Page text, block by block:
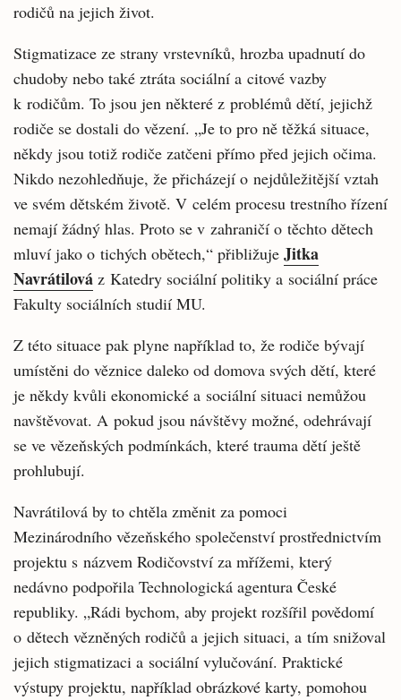
rodičů na jejich život.
Stigmatizace ze strany vrstevníků, hrozba upadnutí do
chudoby nebo také ztráta sociální a citové vazby
k rodičům. To jsou jen některé z problémů dětí, jejichž
rodiče se dostali do vězení. „Je to pro ně těžká situace,
někdy jsou totiž rodiče zatčeni přímo před jejich očima.
Nikdo nezohledňuje, že přicházejí o nejdůležitější vztah
ve svém dětském životě. V celém procesu trestního řízení
nemají žádný hlas. Proto se v zahraničí o těchto dětech
mluví jako o tichých obětech,“ přibližuje Jitka
Navrátilová z Katedry sociální politiky a sociální práce
Fakulty sociálních studií MU.
Z této situace pak plyne například to, že rodiče bývají
umístěni do věznice daleko od domova svých dětí, které
je někdy kvůli ekonomické a sociální situaci nemůžou
navštěvovat. A pokud jsou návštěvy možné, odehrávají
se ve vězeňských podmínkách, které trauma dětí ještě
prohlubují.
Navrátilová by to chtěla změnit za pomoci
Mezinárodního vězeňského společenství prostřednictvím
projektu s názvem Rodičovství za mřížemi, který
nedávno podpořila Technologická agentura České
republiky. „Rádi bychom, aby projekt rozšířil povědomí
o dětech vězněných rodičů a jejich situaci, a tím snižoval
jejich stigmatizaci a sociální vylučování. Praktické
výstupy projektu, například obrázkové karty, pomohou